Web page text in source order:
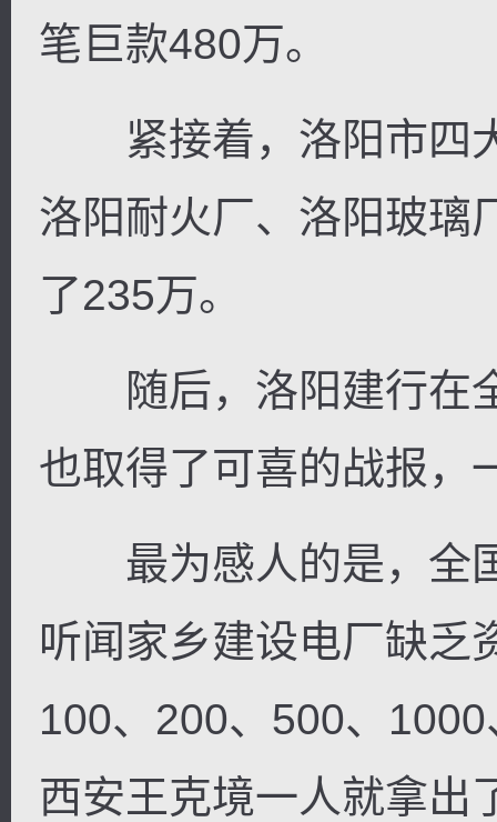
笔巨款480万。
紧接着，洛阳市四
洛阳耐火厂、洛阳玻璃
了235万。
随后，洛阳建行在
也取得了可喜的战报，
最为感人的是，全
听闻家乡建设电厂缺乏
100、200、500、
西安王克境一人就拿出